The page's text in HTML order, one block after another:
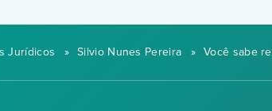
Jurídicos » Silvio Nunes Pereira » Você sabe